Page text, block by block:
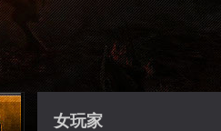
女玩家